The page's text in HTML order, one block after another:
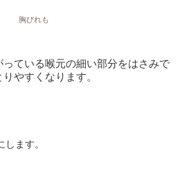
胸びれも
ている喉元の細い部分をはさみで
やすくなります。
ます。